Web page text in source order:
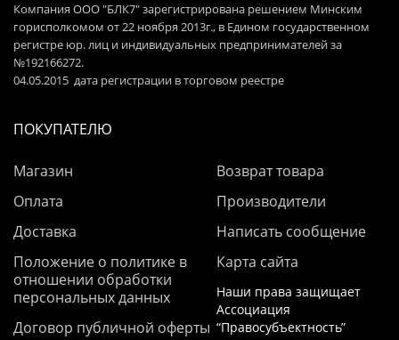
Компания ООО "БЛК7" зарегистрирована решением Минским
горисполкомом от 22 ноября 2013г., в Едином государственном
регистре юр. лиц и индивидуальных предпринимателей за
№192166272.
04.05.2015 дата регистрации в торговом реестре
ПОКУПАТЕЛЮ
Магазин
Оплата
Доставка
Положение о политике в
отношении обработки
персональных данных
Договор публичной оферты
Возврат товара
Производители
Написать сообщение
Карта сайта
Наши права защищает
Ассоциация
“Правосубъектность”